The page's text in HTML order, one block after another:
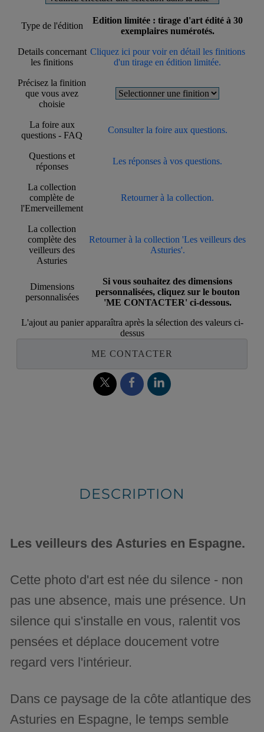
Type de l'édition
Edition limitée : tirage d'art édité à 30
exemplaires numérotés.
Details concernant
les finitions
Cliquez ici pour voir en détail les finitions
d'un tirage en édition limitée.
Précisez la finition
que vous avez
choisie
La foire aux
questions - FAQ
Consulter la foire aux questions.
Questions et
réponses
Les réponses à vos questions.
La collection
complète de
l'Emerveillement
Retourner à la collection.
La collection
complète des
veilleurs des
Asturies
Retourner à la collection 'Les veilleurs des
Asturies'.
Dimensions
personnalisées
Si vous souhaitez des dimensions
personnalisées, cliquez sur le bouton
'ME CONTACTER' ci-dessous.
L'ajout au panier apparaîtra après la sélection des valeurs ci-
dessus
ME CONTACTER
DESCRIPTION
Les veilleurs des Asturies en Espagne.
Cette photo d'art est née du silence - non
pas une absence, mais une présence. Un
silence qui s'installe en vous, ralentit vos
pensées et déplace doucement votre
regard vers l'intérieur.
Dans ce paysage de la côte atlantique des
Asturies en Espagne, le temps semble